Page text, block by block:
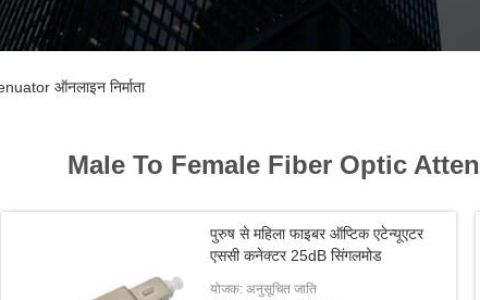
ऑनलाइन निर्माता
Male To Female Fiber Optic
पुरुष से महिला फाइबर ऑप्टिक एटेन्यूएटर
एससी कनेक्टर 25dB सिंगलमोड
योजक: अनुसूचित जाति